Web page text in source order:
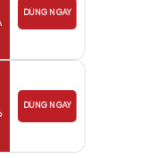
DÙNG NGAY
DÙNG NGAY